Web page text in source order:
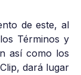
de este, al
Términos y
así como los
dará lugar